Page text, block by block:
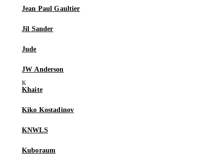
Jean Paul Gaultier
Jil Sander
Jude
JW Anderson
Khaite
Kiko Kostadinov
KNWLS
Kuboraum